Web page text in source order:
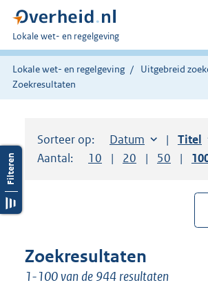
U
bent
hier:
Lokale wet- en regelgeving
Lokale wet- en regelgeving
Uitgebreid
Zoekresultaten
Sorteer op: Sorteer op:
Datum aflopend
Titel
Aantal:
Toon
10 resultaten per
Toon
20 resultaten
Toon
50
Zoekresultaten
1-100 van de 944 resultaten